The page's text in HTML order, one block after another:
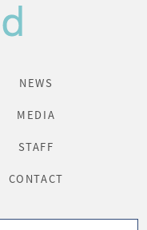
NEWS
MEDIA
STAFF
CONTACT